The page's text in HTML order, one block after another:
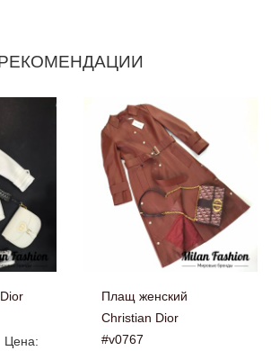
Цена:
Плащ женский
Christian Dior
#v0767